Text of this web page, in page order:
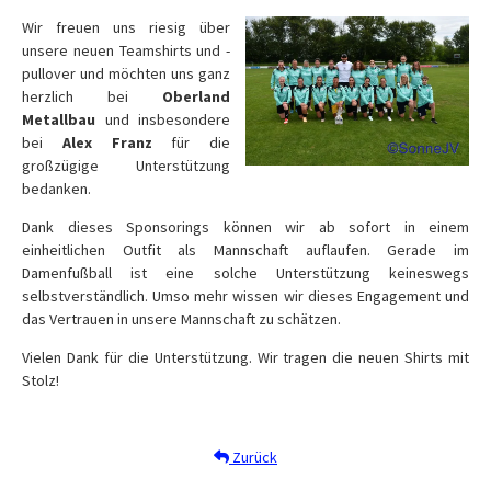
Wir freuen uns riesig über
unsere neuen Teamshirts und -
pullover und möchten uns ganz
herzlich bei Oberland
Metallbau und insbesondere
bei Alex Franz für die
großzügige Unterstützung
bedanken.
Dank dieses Sponsorings können wir ab sofort in einem
einheitlichen Outfit als Mannschaft auflaufen. Gerade im
Damenfußball ist eine solche Unterstützung keineswegs
selbstverständlich. Umso mehr wissen wir dieses Engagement und
das Vertrauen in unsere Mannschaft zu schätzen.
Vielen Dank für die Unterstützung. Wir tragen die neuen Shirts mit
Stolz!
Zurück